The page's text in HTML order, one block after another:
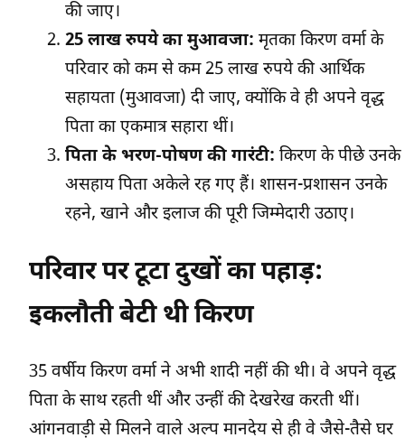
की जाए।
25 लाख रुपये का मुआवजा: मृतका किरण वर्मा के
परिवार को कम से कम 25 लाख रुपये की आर्थिक
सहायता (मुआवजा) दी जाए, क्योंकि वे ही अपने वृद्ध
पिता का एकमात्र सहारा थीं।
पिता के भरण-पोषण की गारंटी: किरण के पीछे उनके
असहाय पिता अकेले रह गए हैं। शासन-प्रशासन उनके
रहने, खाने और इलाज की पूरी जिम्मेदारी उठाए।
परिवार पर टूटा दुखों का पहाड़:
इकलौती बेटी थी किरण
35 वर्षीय किरण वर्मा ने अभी शादी नहीं की थी। वे अपने वृद्ध
पिता के साथ रहती थीं और उन्हीं की देखरेख करती थीं।
आंगनवाड़ी से मिलने वाले अल्प मानदेय से ही वे जैसे-तैसे घर